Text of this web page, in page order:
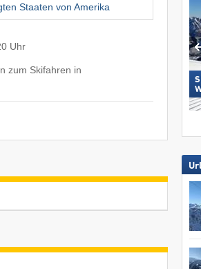
Staaten von Amerika
Uhr
zum Skifahren in